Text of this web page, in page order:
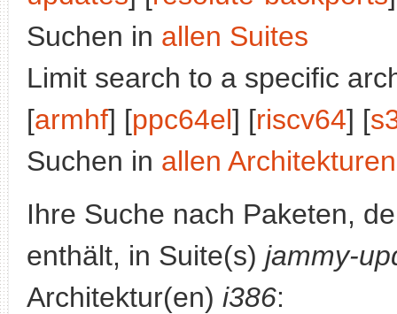
Suchen in allen Suites
Limit search to a specific
[armhf] [ppc64el] [riscv64] [
Suchen in allen Architekturen
Ihre Suche nach Paketen,
enthält, in Suite(s) jammy-
Architektur(en) i386: